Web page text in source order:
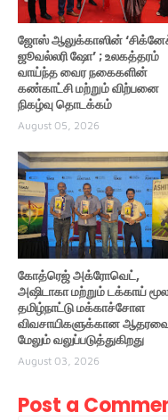
ஜோஸ் ஆலுக்காஸின்
ஜூவல்லரி ஷோ’ ; உலகத்தரம்
வாய்ந்த வைர நகைகளின்
கண்காட்சி மற்றும் விற்பனை
நிகழ்வு தொடக்கம்
August 05, 2026
கோத்ரெஜ் அக்ரோவெட்,
அஷிடாகா மற்றும் டக்காய்
தமிழ்நாட்டு மக்காச்சோள
விவசாயிகளுக்கான
மேலும் வலுப்படுத்துகிறது
August 03, 2026
Post a